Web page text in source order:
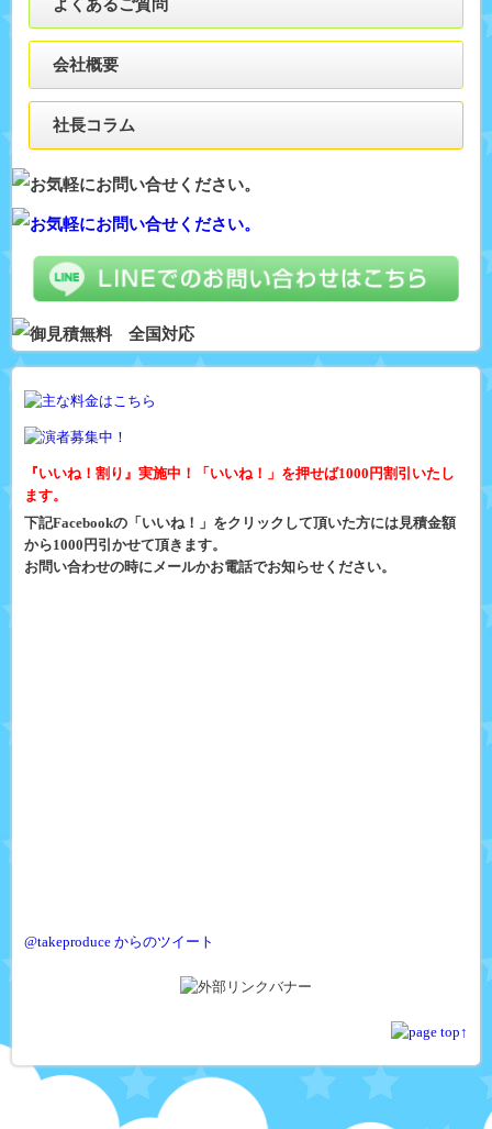
よくあるご質問
会社概要
社長コラム
『いいね！割り』実施中！「いいね！」を押せば1000円割引いたし
ます。
下記Facebookの「いいね！」をクリックして頂いた方には見積金額
から1000円引かせて頂きます。
お問い合わせの時にメールかお電話でお知らせください。
@takeproduce からのツイート